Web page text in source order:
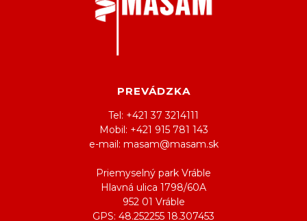
PREVÁDZKA
Tel: +421 37 3214111
Mobil: +421 915 781 143
e-mail: masam@masam.sk
Priemyselný park Vráble
Hlavná ulica 1798/60A
952 01 Vráble
GPS: 48.252255 18.307453